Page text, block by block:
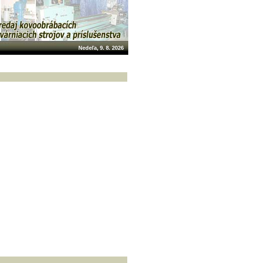
Nedeľa, 9. 8. 2026